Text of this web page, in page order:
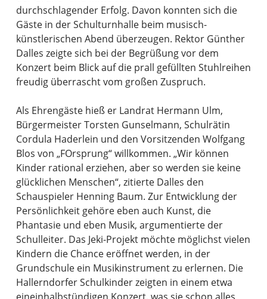
durchschlagender Erfolg. Davon konnten sich die
Gäste in der Schulturnhalle beim musisch-
künstlerischen Abend überzeugen. Rektor Günther
Dalles zeigte sich bei der Begrüßung vor dem
Konzert beim Blick auf die prall gefüllten Stuhlreihen
freudig überrascht vom großen Zuspruch.
Als Ehrengäste hieß er Landrat Hermann Ulm,
Bürgermeister Torsten Gunselmann, Schulrätin
Cordula Haderlein und den Vorsitzenden Wolfgang
Blos von „FOrsprung“ willkommen. „Wir können
Kinder rational erziehen, aber so werden sie keine
glücklichen Menschen“, zitierte Dalles den
Schauspieler Henning Baum. Zur Entwicklung der
Persönlichkeit gehöre eben auch Kunst, die
Phantasie und eben Musik, argumentierte der
Schulleiter. Das Jeki-Projekt möchte möglichst vielen
Kindern die Chance eröffnet werden, in der
Grundschule ein Musikinstrument zu erlernen. Die
Hallerndorfer Schulkinder zeigten in einem etwa